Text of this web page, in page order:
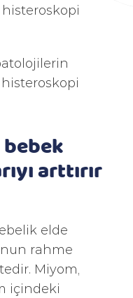
arttırır
elde
rahme
Miyom,
içindeki